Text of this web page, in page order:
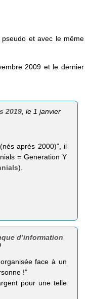
et avec le même
2009 et le dernier
2019, le 1 janvier
après 2000)”, il
= Generation Y
).
d’information
face à un
!”
pour une telle